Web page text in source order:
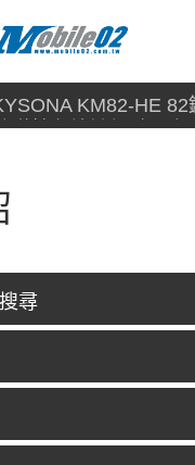
KM82-HE 82
磁軸有線鍵盤 產品